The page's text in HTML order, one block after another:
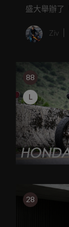
盛大舉辦了
開上台灣的
Ziv
88
L
28